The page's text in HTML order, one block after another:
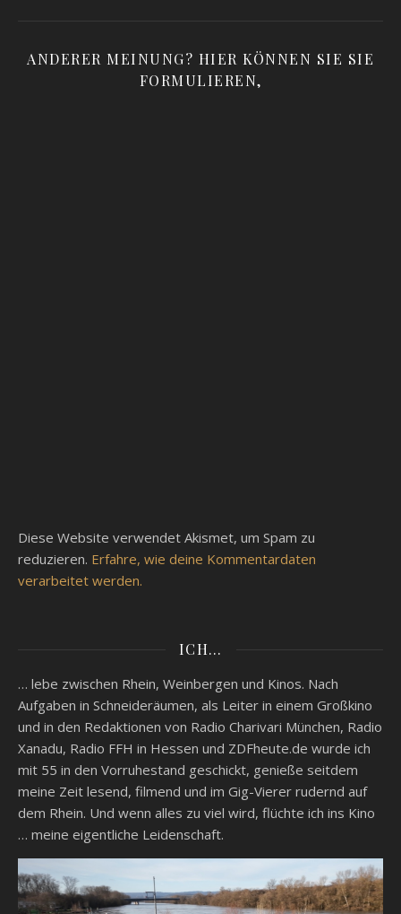
ANDERER MEINUNG? HIER KÖNNEN SIE SIE
FORMULIEREN,
Diese Website verwendet Akismet, um Spam zu
reduzieren. Erfahre, wie deine Kommentardaten
verarbeitet werden.
ICH…
… lebe zwischen Rhein, Weinbergen und Kinos. Nach
Aufgaben in Schneideräumen, als Leiter in einem Großkino
und in den Redaktionen von Radio Charivari München, Radio
Xanadu, Radio FFH in Hessen und ZDFheute.de wurde ich
mit 55 in den Vorruhestand geschickt, genieße seitdem
meine Zeit lesend, filmend und im Gig-Vierer rudernd auf
dem Rhein. Und wenn alles zu viel wird, flüchte ich ins Kino
… meine eigentliche Leidenschaft.
Video-
Player